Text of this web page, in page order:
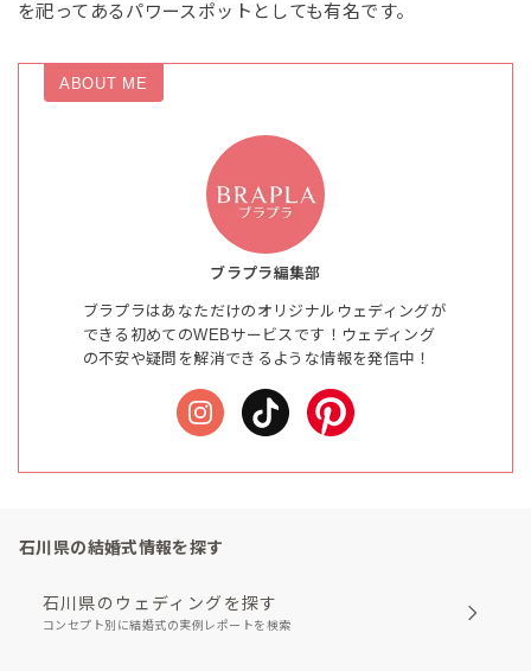
を祀ってあるパワースポットとしても有名です。
ABOUT ME
ブラプラ編集部
ブラプラはあなただけのオリジナルウェディングが
できる初めてのWEBサービスです！ウェディング
の不安や疑問を解消できるような情報を発信中！
石川県の結婚式情報を探す
石川県のウェディングを探す
コンセプト別に結婚式の実例レポートを検索